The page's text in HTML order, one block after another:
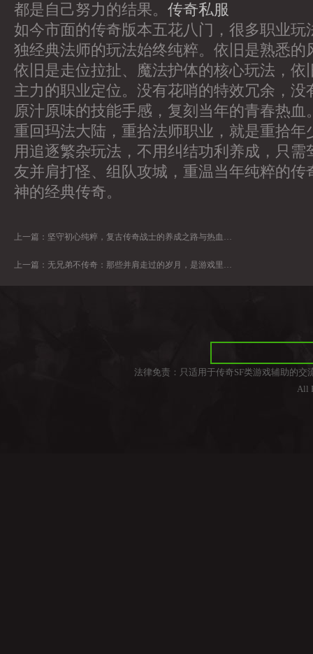
都是自己努力的结果。 传奇私服
如今市面的传奇版本五花八门，很多职业玩
独经典法师的玩法始终纯粹。依旧是熟悉的
依旧是走位拉扯、魔法护体的核心玩法，依
主力的职业定位。没有花哨的特效冗余，没
原汁原味的技能手感，复刻当年的青春热血
重回玛法大陆，重拾法师职业，就是重拾年
用追逐繁杂玩法，不用纠结功利养成，只需
友并肩打怪、组队攻城，重温当年纯粹的传
神的经典传奇。
上一篇： 坚守初心纯粹，复古传奇战士的养成之路与热血初心
上一篇： 无兄弟不传奇：那些并肩走过的岁月，是游戏里最珍贵的宝藏
法律免责：只适用于传奇SF类游戏辅助的
All